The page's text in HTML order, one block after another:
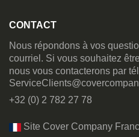
CONTACT
Nous répondons à vos
courriel. Si vous souhaitez
nous vous contacterons par
+32 (0) 2 782 27 78
Site Cover Company